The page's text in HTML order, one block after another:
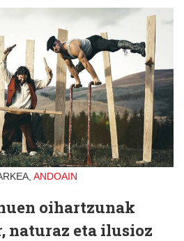
ANDOAIN
oihartzunak
naturaz eta ilusioz